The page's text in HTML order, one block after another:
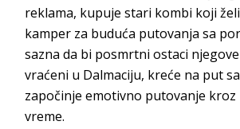
reklama, kupuje stari kombi koji
kamper za buduća putovanja sa
sazna da bi posmrtni ostaci
vraćeni u Dalmaciju, kreće na put
započinje emotivno putovanje
vreme.